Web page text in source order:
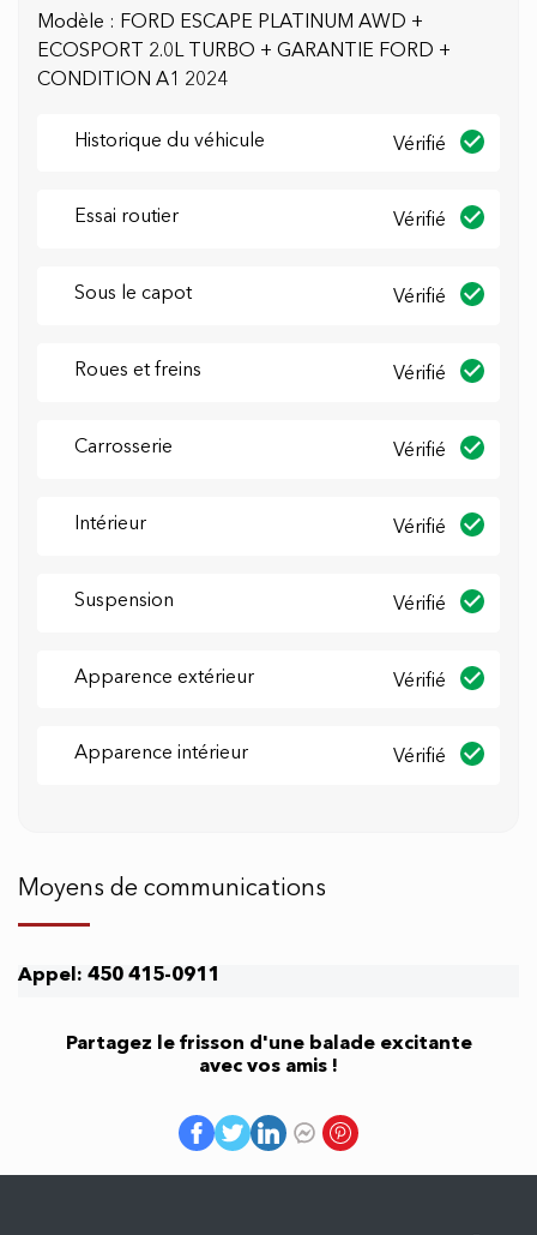
-MAGS FORD DE 19'' POUCES DEUX TONS
UNIQUE AUX MODÈLES TITANIUM SUR PNEUS
4 SAISONS DE MARQUE BRIDGESTONE
GROUPE BUMPER A BUMPER 3 ANS OU 60000
100000KM
DEMANDE
-FINANCEMENT FACILE ET RAPIDE 1ER 2E ET
-PROGRAMME DE GARANTIE PROLONGER 12-
WWW.CLMAUTO.CA
Modèle : FORD ESCAPE PLATINUM AWD +
ECOSPORT 2.0L TURBO + GARANTIE FORD +
CONDITION A1 2024
Historique du véhicule Vérifié
Essai routier Vérifié
Sous le capot Vérifié
Roues et freins Vérifié
Carrosserie Vérifié
Intérieur Vérifié
Suspension Vérifié
Apparence extérieur Vérifié
Apparence intérieur Vérifié
Moyens de communications
Appel: 450 415-0911
Partagez le frisson d'une balade excitante
avec vos amis !